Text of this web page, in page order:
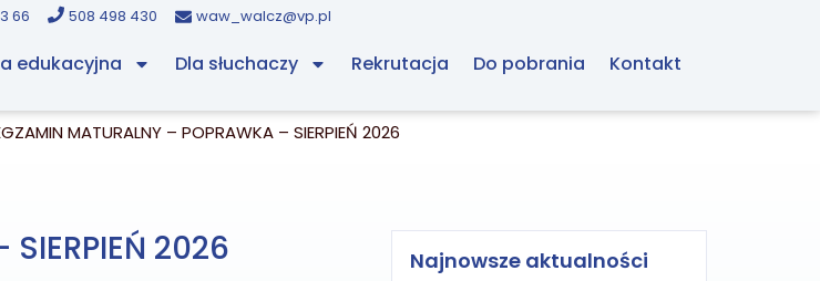
66 508 498 430​ waw_walcz@vp.pl​
edukacyjna Dla słuchaczy Rekrutacja Do pobrania Kontakt
MATURALNY – POPRAWKA – SIERPIEŃ 2026
SIERPIEŃ 2026 Najnowsze aktualności